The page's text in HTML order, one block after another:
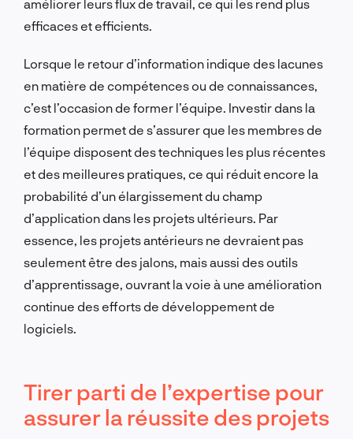
améliorer leurs flux de travail, ce qui les rend plus
efficaces et efficients.
Lorsque le retour d’information indique des lacunes
en matière de compétences ou de connaissances,
c’est l’occasion de former l’équipe. Investir dans la
formation permet de s’assurer que les membres de
l’équipe disposent des techniques les plus récentes
et des meilleures pratiques, ce qui réduit encore la
probabilité d’un élargissement du champ
d’application dans les projets ultérieurs. Par
essence, les projets antérieurs ne devraient pas
seulement être des jalons, mais aussi des outils
d’apprentissage, ouvrant la voie à une amélioration
continue des efforts de développement de
logiciels.
Tirer parti de l’expertise pour
assurer la réussite des projets